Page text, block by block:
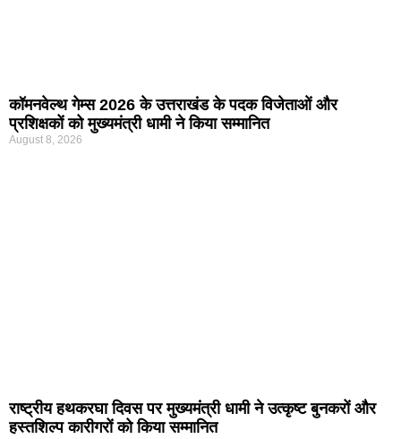
कॉमनवेल्थ गेम्स 2026 के उत्तराखंड के पदक विजेताओं और
प्रशिक्षकों को मुख्यमंत्री धामी ने किया सम्मानित
August 8, 2026
राष्ट्रीय हथकरघा दिवस पर मुख्यमंत्री धामी ने उत्कृष्ट बुनकरों और
हस्तशिल्प कारीगरों को किया सम्मानित